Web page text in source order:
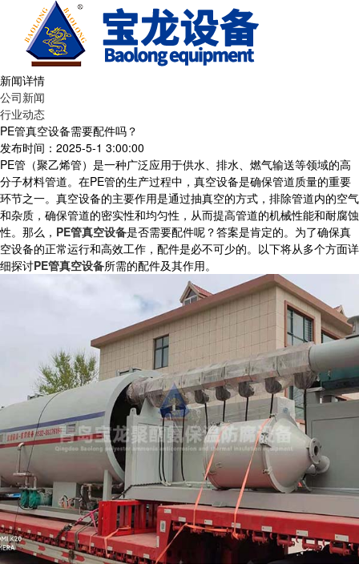
新闻详情
公司新闻
行业动态
PE管真空设备需要配件吗？
发布时间：2025-5-1 3:00:00
PE管（聚乙烯管）是一种广泛应用于供水、排水、燃气输送等领域的高
分子材料管道。在PE管的生产过程中，真空设备是确保管道质量的重要
环节之一。真空设备的主要作用是通过抽真空的方式，排除管道内的空气
和杂质，确保管道的密实性和均匀性，从而提高管道的机械性能和耐腐蚀
性。那么， PE管真空设备是否需要配件呢？答案是肯定的。为了确保真
空设备的正常运行和高效工作，配件是必不可少的。以下将从多个方面详
细探讨PE管真空设备所需的配件及其作用。